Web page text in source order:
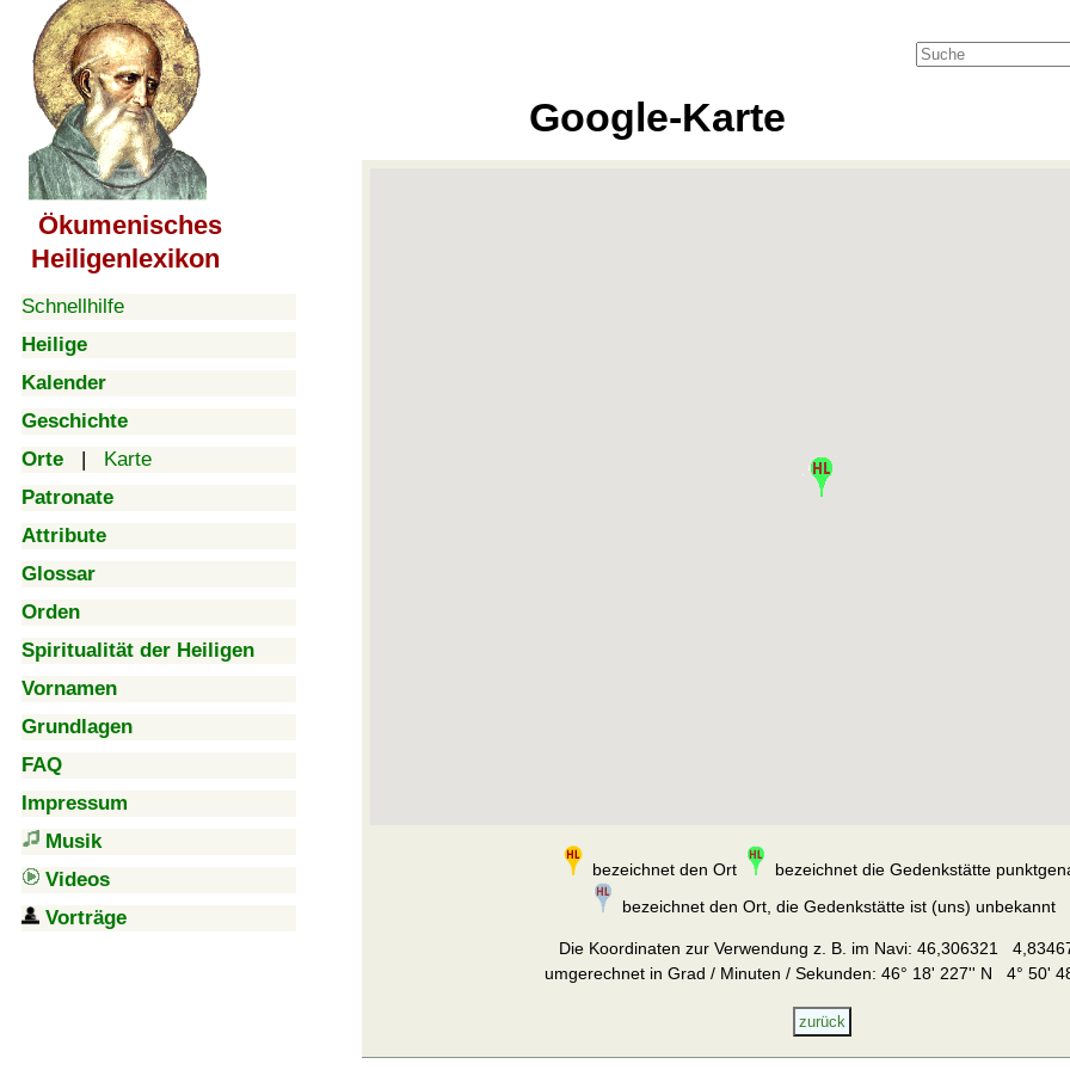
Ökumenisches
Heiligenlexikon
Schnellhilfe
Heilige
Kalender
Geschichte
Orte | Karte
Patronate
Attribute
Glossar
Orden
Spiritualität der Heiligen
Vornamen
Grundlagen
FAQ
Impressum
Musik
Videos
Vorträge
Google-Karte
bezeichnet den Ort
bezeichnet die Gedenkstätte
bezeichnet den Ort, die Gedenkstätte ist (uns) unbekannt
Die Koordinaten zur Verwendung z. B. im Navi: 46,306321
umgerechnet in Grad / Minuten / Sekunden: 46° 18' 227'' N 4° 50'